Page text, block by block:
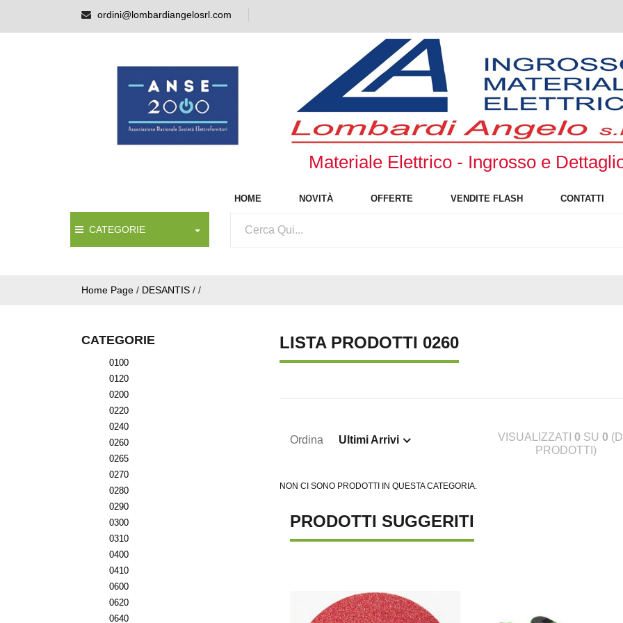
ordini@lombardiangelosrl.com
Materiale Elettrico - Ingrosso e
HOME NOVITÀ OFFERTE VENDITE FLASH CONTATTI
CATEGORIE
Home Page / DESANTIS / /
CATEGORIE
0100
0120
0200
0220
0240
0260
0265
0270
0280
0290
0300
0310
0400
0410
0600
0620
0640
LISTA PRODOTTI 0260
Ordina Ultimi Arrivi VISUALIZZATI 0 SU 0
PRODOTTI)
NON CI SONO PRODOTTI IN QUESTA CATEGORIA.
PRODOTTI SUGGERITI